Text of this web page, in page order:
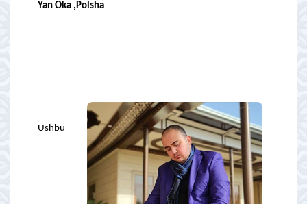
Yan Oka ,Polsha
Ushbu